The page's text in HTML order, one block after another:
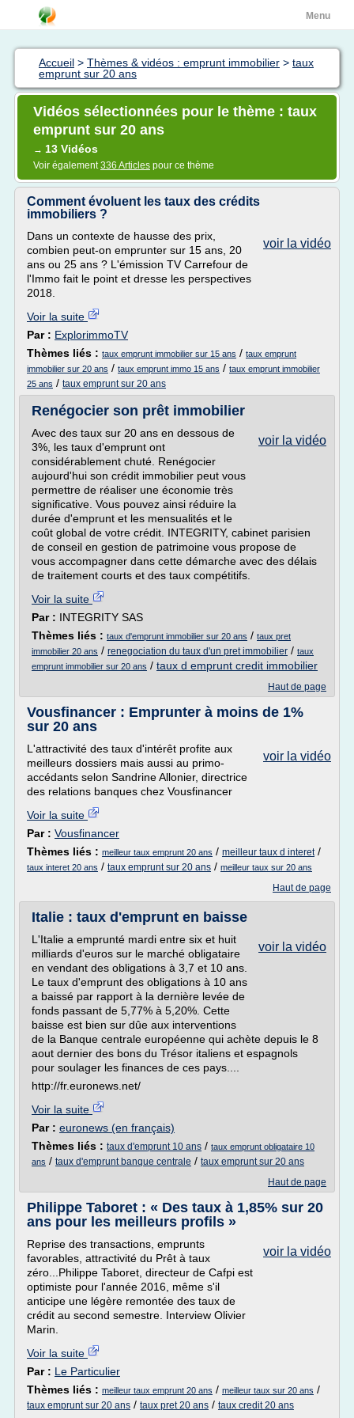
Menu
Accueil > Thèmes & vidéos : emprunt immobilier > taux
emprunt sur 20 ans
Vidéos sélectionnées pour le thème : taux
emprunt sur 20 ans
→ 13 Vidéos
Voir également336 Articles pour ce thème
Comment évoluent les taux des crédits
immobiliers ?
voir la vidéo
Dans un contexte de hausse des prix,
combien peut-on emprunter sur 15 ans, 20
ans ou 25 ans ? L'émission TV Carrefour de
l'Immo fait le point et dresse les perspectives
2018.
Voir la suite
Par : ExplorimmoTV
Thèmes liés : taux emprunt immobilier sur 15 ans / taux emprunt
immobilier sur 20 ans / taux emprunt immo 15 ans / taux emprunt immobilier
25 ans / taux emprunt sur 20 ans
Renégocier son prêt immobilier
voir la vidéo
Avec des taux sur 20 ans en dessous de
3%, les taux d'emprunt ont
considérablement chuté. Renégocier
aujourd'hui son crédit immobilier peut vous
permettre de réaliser une économie très
significative. Vous pouvez ainsi réduire la
durée d'emprunt et les mensualités et le
coût global de votre crédit. INTEGRITY, cabinet parisien
de conseil en gestion de patrimoine vous propose de
vous accompagner dans cette démarche avec des délais
de traitement courts et des taux compétitifs.
Voir la suite
Par : INTEGRITY SAS
Thèmes liés : taux d'emprunt immobilier sur 20 ans / taux pret
immobilier 20 ans / renegociation du taux d'un pret immobilier / taux
emprunt immobilier sur 20 ans / taux d emprunt credit immobilier
Haut de page
Vousfinancer : Emprunter à moins de 1%
sur 20 ans
voir la vidéo
L'attractivité des taux d'intérêt profite aux
meilleurs dossiers mais aussi au primo-
accédants selon Sandrine Allonier, directrice
des relations banques chez Vousfinancer
Voir la suite
Par : Vousfinancer
Thèmes liés : meilleur taux emprunt 20 ans / meilleur taux d interet/
taux interet 20 ans / taux emprunt sur 20 ans / meilleur taux sur 20 ans
Haut de page
Italie : taux d'emprunt en baisse
voir la vidéo
L'Italie a emprunté mardi entre six et huit
milliards d'euros sur le marché obligataire
en vendant des obligations à 3,7 et 10 ans.
Le taux d'emprunt des obligations à 10 ans
a baissé par rapport à la dernière levée de
fonds passant de 5,77% à 5,20%. Cette
baisse est bien sur dûe aux interventions
de la Banque centrale européenne qui achète depuis le 8
aout dernier des bons du Trésor italiens et espagnols
pour soulager les finances de ces pays....
http://fr.euronews.net/
Voir la suite
Par : euronews (en français)
Thèmes liés : taux d'emprunt 10 ans / taux emprunt obligataire 10
ans / taux d'emprunt banque centrale / taux emprunt sur 20 ans
Haut de page
Philippe Taboret : « Des taux à 1,85% sur 20
ans pour les meilleurs profils »
voir la vidéo
Reprise des transactions, emprunts
favorables, attractivité du Prêt à taux
zéro...Philippe Taboret, directeur de Cafpi est
optimiste pour l'année 2016, même s'il
anticipe une légère remontée des taux de
crédit au second semestre. Interview Olivier
Marin.
Voir la suite
Par : Le Particulier
Thèmes liés : meilleur taux emprunt 20 ans / meilleur taux sur 20 ans /
taux emprunt sur 20 ans / taux pret 20 ans / taux credit 20 ans